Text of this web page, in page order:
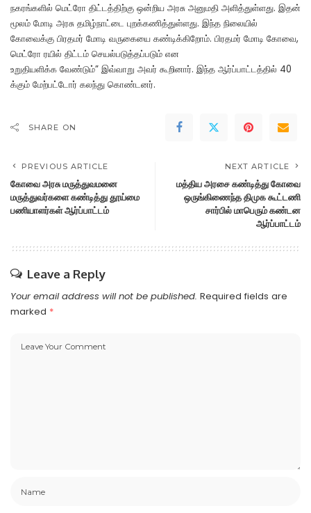
நகரங்களில் மெட்ரோ திட்டத்திற்கு ஒன்றிய அரசு அனுமதி அளித்துள்ளது. இதன்
மூலம் மோடி அரசு தமிழ்நாட்டை புறக்கணித்துள்ளது. இந்த நிலையில்
கோவைக்கு பிரதமர் மோடி வருகையை கண்டிக்கிறோம். பிரதமர் மோடி கோவை,
மெட்ரோ ரயில் திட்டம் செயல்படுத்தப்படும் என
உறுதியளிக்க வேண்டும்” இவ்வாறு அவர் கூறினார். இந்த ஆர்ப்பாட்டத்தில் 40
க்கும் மேற்பட்டோர் கலந்து கொண்டனர்.
SHARE ON
PREVIOUS ARTICLE
கோவை அரசு மருத்துவமனை
மருத்துவர்களை கண்டித்து தூய்மை
பணியாளர்கள் ஆர்ப்பாட்டம்
NEXT ARTICLE
மத்திய அரசை கண்டித்து கோவை
ஒருங்கிணைந்த திமுக கூட்டணி
சார்பில் மாபெரும் கண்டன
ஆர்ப்பாட்டம்
Leave a Reply
Your email address will not be published. Required fields are
marked *